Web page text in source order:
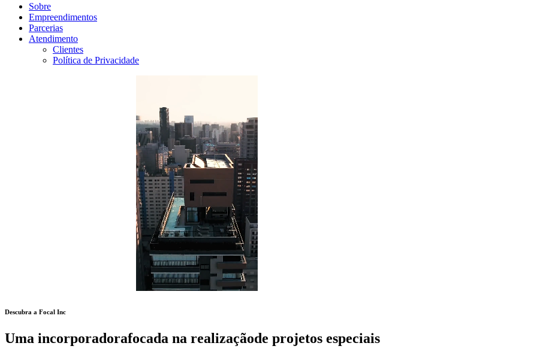
Sobre
Empreendimentos
Parcerias
Atendimento
Clientes
Política de Privacidade
Descubra a Focal Inc
Uma incorporadorafocada na realizaçãode projetos especiais